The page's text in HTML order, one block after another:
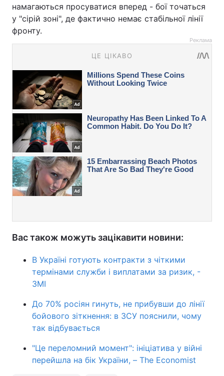
намагаються просуватися вперед - бої точаться
у "сірій зоні", де фактично немає стабільної лінії
фронту.
Реклама
Вас також можуть зацікавити новини:
В Україні готують контракти з чіткими
термінами служби і виплатами за ризик, -
ЗМІ
До 70% росіян гинуть, не прибувши до лінії
бойового зіткнення: в ЗСУ пояснили, чому
так відбувається
"Це переломний момент": ініціатива у війні
перейшла на бік України, – The Economist